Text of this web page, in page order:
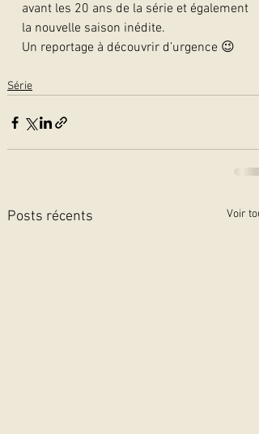
avant les 20 ans de la série et également
la nouvelle saison inédite.
Un reportage à découvrir d’urgence 😉
Série
Posts récents Voir tout